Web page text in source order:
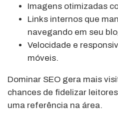
Imagens otimizadas
Links internos que
navegando em seu
Velocidade e
móveis.
Dominar SEO gera mais
chances de fidelizar
uma referência na área.